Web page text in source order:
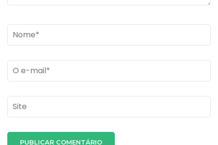
Name*
Email *
Site